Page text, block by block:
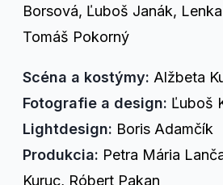
Borsová, Ľuboš Janák,
Tomáš Pokorný
Scéna a kostýmy: Alžbeta
Fotografie a design: Ľuboš
Lightdesign: Boris Adamčík
Produkcia: Petra Mária
Kuruc, Róbert Pakan